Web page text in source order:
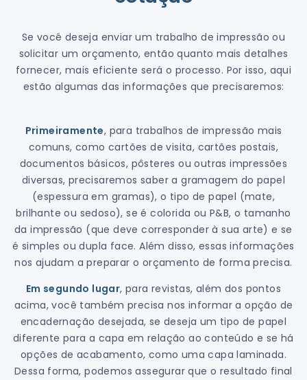
Se você deseja enviar um trabalho de impressão ou
solicitar um orçamento, então quanto mais detalhes
fornecer, mais eficiente será o processo. Por isso, aqui
estão algumas das informações que precisaremos:
Primeiramente, para trabalhos de impressão mais
comuns, como cartões de visita, cartões postais,
documentos básicos, pôsteres ou outras impressões
diversas, precisaremos saber a gramagem do papel
(espessura em gramas), o tipo de papel (mate,
brilhante ou sedoso), se é colorida ou P&B, o tamanho
da impressão (que deve corresponder à sua arte) e se
é simples ou dupla face. Além disso, essas informações
nos ajudam a preparar o orçamento de forma precisa.
Em segundo lugar, para revistas, além dos pontos
acima, você também precisa nos informar a opção de
encadernação desejada, se deseja um tipo de papel
diferente para a capa em relação ao conteúdo e se há
opções de acabamento, como uma capa laminada.
Dessa forma, podemos assegurar que o resultado final